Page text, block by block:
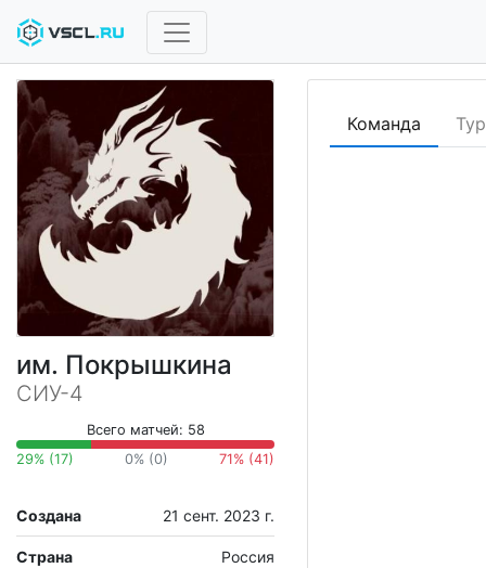
им. Покрышкина
СИУ-4
Всего матчей: 58
29% (17)
0% (0) 71% (41)
Создана 21 сент. 2023 г.
Страна Россия
Команда